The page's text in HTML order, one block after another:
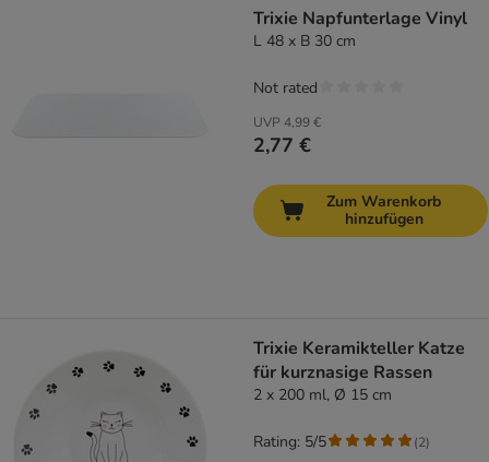
Trixie Napfunterlage Vinyl
L 48 x B 30 cm
UVP 4,99 €
2,77 €
Not rated
Zum Warenkorb
hinzufügen
Trixie Keramikteller Katze
für kurznasige Rassen
2 x 200 ml, Ø 15 cm
Rating: 5/5 (2)